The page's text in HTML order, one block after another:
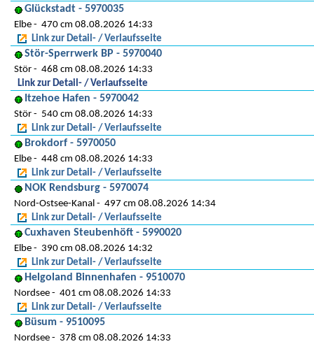
Glückstadt - 5970035
Elbe
470 cm 08.08.2026 14:33
Link zur Detail- / Verlaufsseite
Stör-Sperrwerk BP - 5970040
Stör
468 cm 08.08.2026 14:33
Link zur Detail- / Verlaufsseite
Itzehoe Hafen - 5970042
Stör
540 cm 08.08.2026 14:33
Link zur Detail- / Verlaufsseite
Brokdorf - 5970050
Elbe
448 cm 08.08.2026 14:33
Link zur Detail- / Verlaufsseite
NOK Rendsburg - 5970074
Nord-Ostsee-Kanal
497 cm 08.08.2026 14:34
Link zur Detail- / Verlaufsseite
Cuxhaven Steubenhöft - 5990020
Elbe
390 cm 08.08.2026 14:32
Link zur Detail- / Verlaufsseite
Helgoland Binnenhafen - 9510070
Nordsee
401 cm 08.08.2026 14:33
Link zur Detail- / Verlaufsseite
Büsum - 9510095
Nordsee
378 cm 08.08.2026 14:33